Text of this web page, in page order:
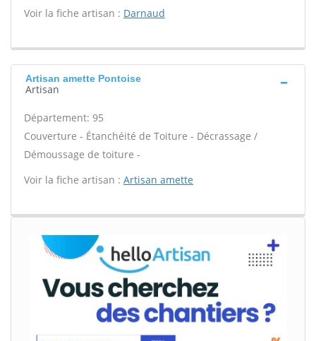
Voir la fiche artisan : Darnaud
Artisan amette Pontoise
Artisan
Département: 95
Couverture - Étanchéité de Toiture - Décrassage /
Démoussage de toiture -
Voir la fiche artisan : Artisan amette